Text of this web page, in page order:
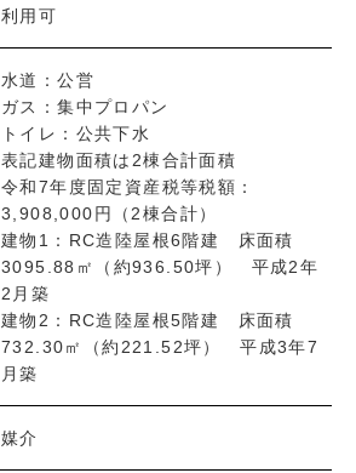
利用可
水道：公営
ガス：集中プロパン
トイレ：公共下水
表記建物面積は2棟合計面積
令和7年度固定資産税等税額：
3,908,000円（2棟合計）
建物1：RC造陸屋根6階建 床面積
3095.88㎡（約936.50坪） 平成2年
2月築
建物2：RC造陸屋根5階建 床面積
732.30㎡（約221.52坪） 平成3年7
月築
媒介